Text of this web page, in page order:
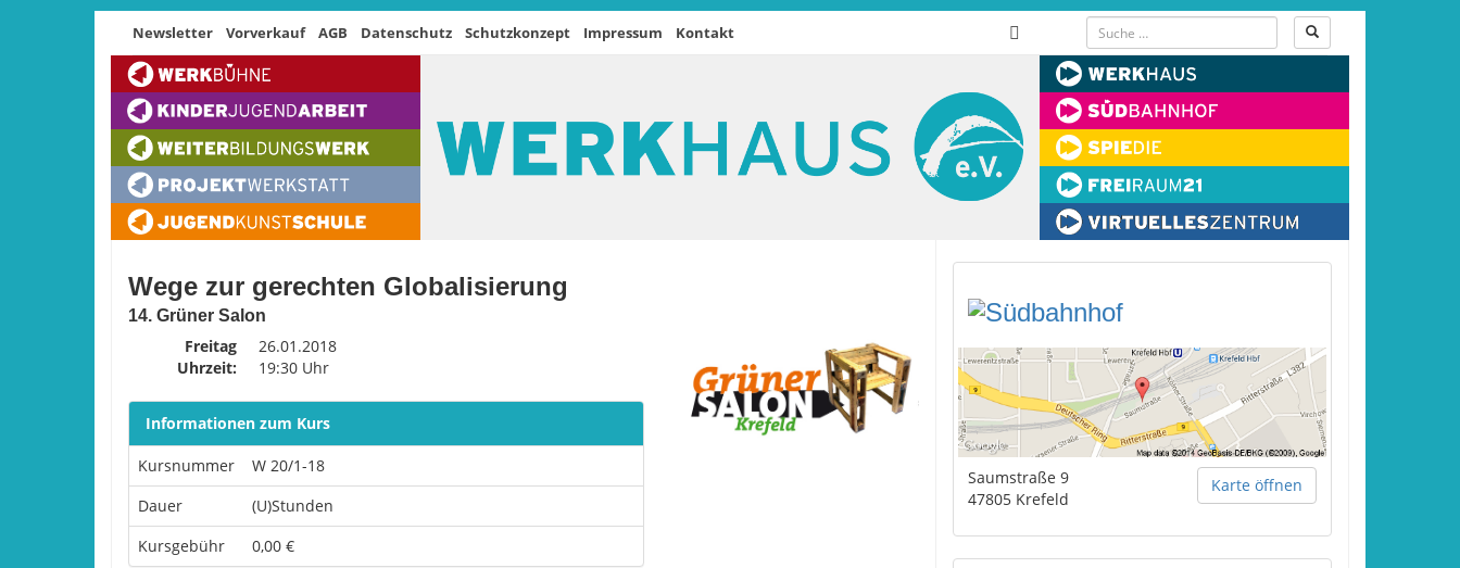
Newsletter Vorverkauf AGB Datenschutz Schutzkonzept Impressum Kontakt
Wege zur gerechten Globalisierung
14. Grüner Salon
Freitag
26.01.2018
Uhrzeit:
19:30 Uhr
Informationen zum Kurs
Kursnummer
W 20/1-18
Dauer
(U)Stunden
Kursgebühr
0,00 €
Karte öffnen
Saumstraße 9
47805 Krefeld